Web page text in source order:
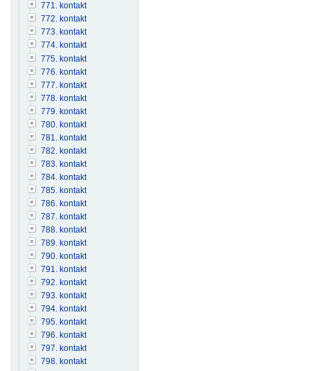
771. kontakt
772. kontakt
773. kontakt
774. kontakt
775. kontakt
776. kontakt
777. kontakt
778. kontakt
779. kontakt
780. kontakt
781. kontakt
782. kontakt
783. kontakt
784. kontakt
785. kontakt
786. kontakt
787. kontakt
788. kontakt
789. kontakt
790. kontakt
791. kontakt
792. kontakt
793. kontakt
794. kontakt
795. kontakt
796. kontakt
797. kontakt
798. kontakt